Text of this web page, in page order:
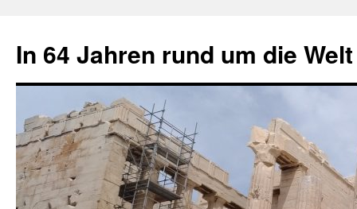
springen
In 64 Jahren rund um die Welt